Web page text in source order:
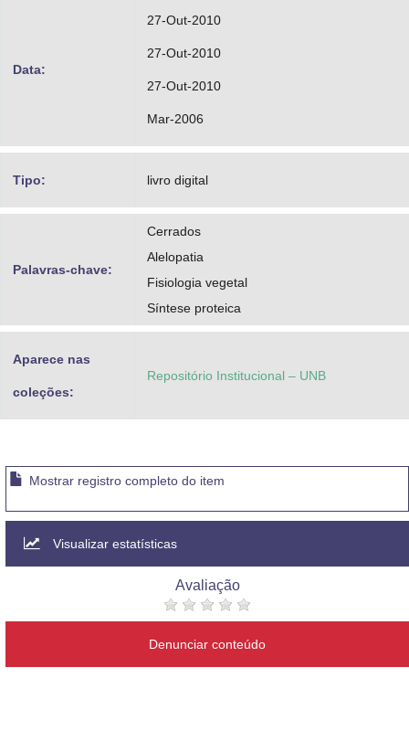
Data:
27-Out-2010
27-Out-2010
27-Out-2010
Mar-2006
Tipo: livro digital
Palavras-chave:
Cerrados
Alelopatia
Fisiologia vegetal
Síntese proteica
Aparece nas
coleções:
Repositório Institucional – UNB
Mostrar registro completo do item
Visualizar estatísticas
Avaliação
Denunciar conteúdo